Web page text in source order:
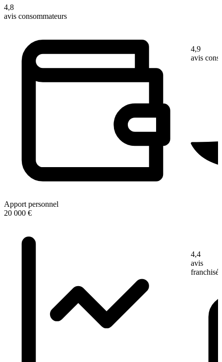
4,8
avis consommateurs
Apport personnel
20 000 €
4,9
avis
4,4
avis
franchisé